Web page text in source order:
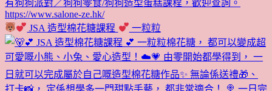
JSA 造型棉花糖課程 一粒粒